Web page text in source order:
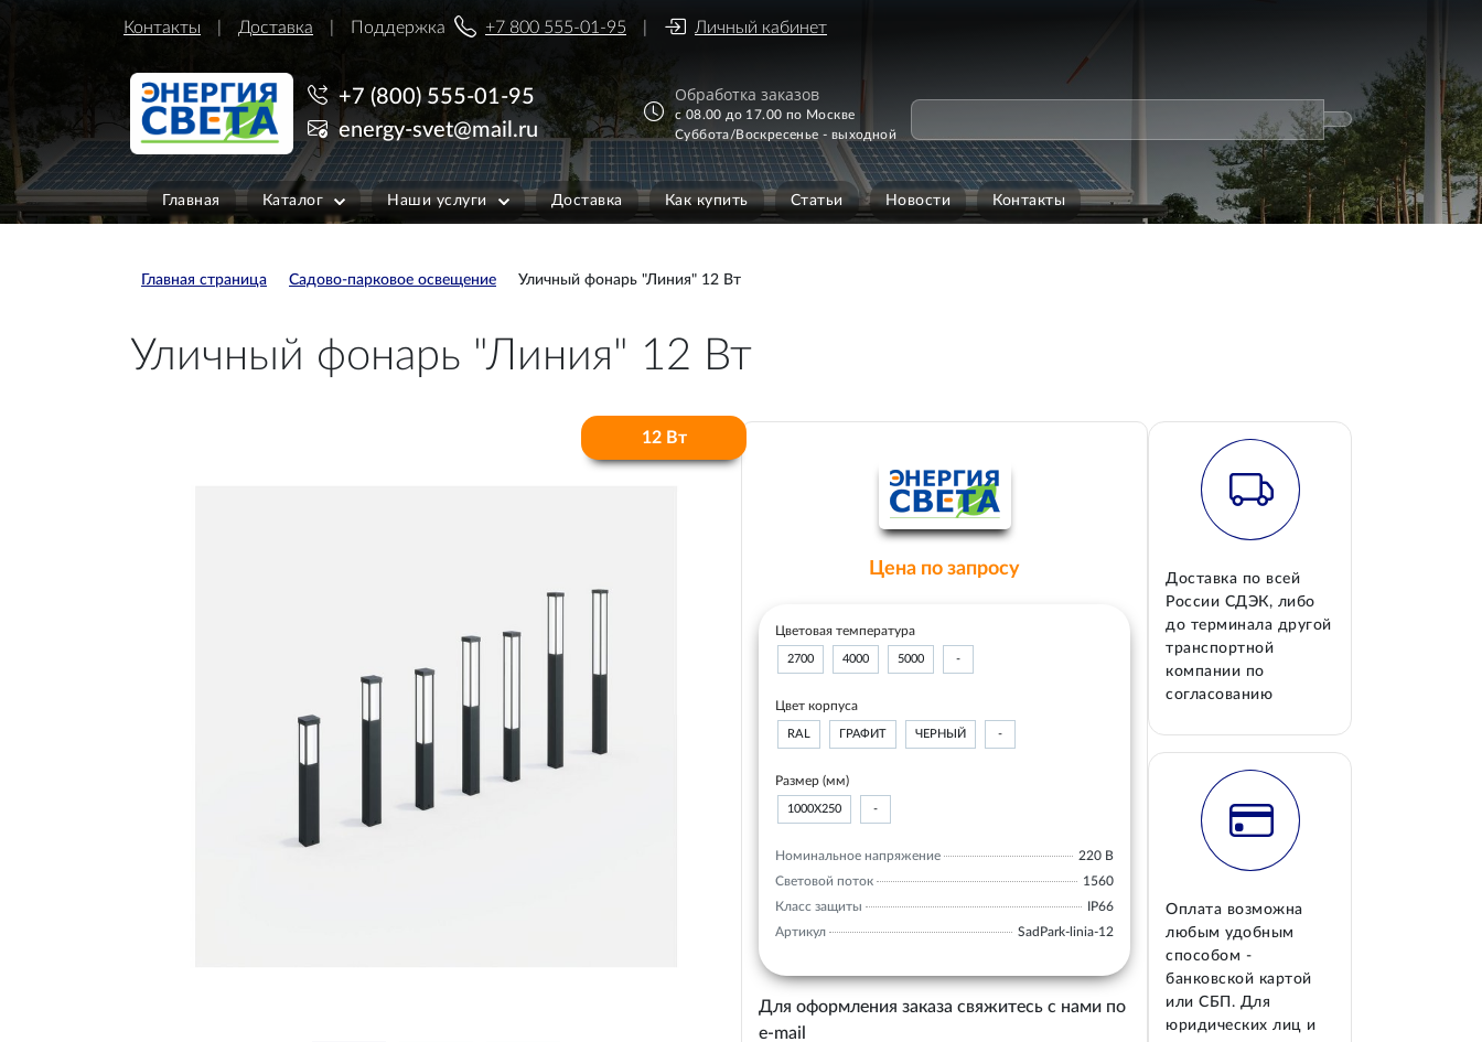
Контакты Доставка Поддержка +7 800 555-01-95 Личный кабинет
+7 (800) 555-01-95
energy-svet@mail.ru
Обработка заказов
с 08.00 до 17.00 по Москве
Суббота/Воскресенье - выходной
Главная Каталог Наши услуги Доставка Как купить Статьи Новости Контакты
Главная страница Садово-парковое освещение Уличный фонарь "Линия" 12 Вт
Уличный фонарь "Линия" 12 Вт
12 Вт
Цена по запросу
Цветовая температура
2700 4000 5000 -
Цвет корпуса
RAL ГРАФИТ ЧЕРНЫЙ -
Размер (мм)
1000Х250 -
Номинальное напряжение
220 В
Световой поток
1560
Класс защиты
IP66
Артикул
SadPark-linia-12
Для оформления заказа свяжитесь с нами по
e-mail
Доставка по всей
России СДЭК, либо
до терминала другой
транспортной
компании по
согласованию
Оплата возможна
любым удобным
способом -
банковской картой
или СБП. Для
юридических лиц и